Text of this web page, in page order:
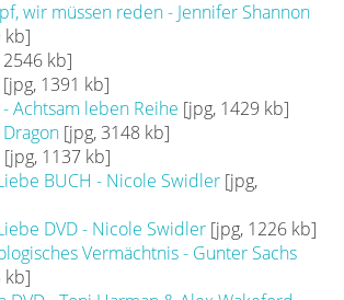
wir müssen reden - Jennifer Shannon
kb]
kb]
1391 kb]
- Achtsam leben Reihe [jpg, 1429 kb]
[jpg, 3148 kb]
[jpg, 1137 kb]
BUCH - Nicole Swidler[jpg,
DVD - Nicole Swidler[jpg, 1226 kb]
Vermächtnis - Gunter Sachs
kb]